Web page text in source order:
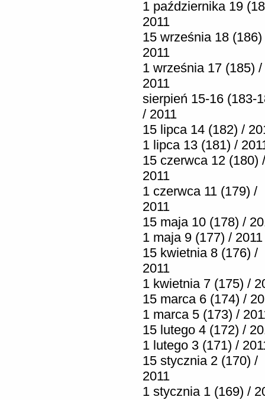
1 października 19
2011
15 września 18 (186)
2011
1 września 17 (185) /
2011
sierpień 15-16 (183-
/ 2011
15 lipca 14 (182) /
1 lipca 13 (181) /
15 czerwca 12 (180) /
2011
1 czerwca 11 (179) /
2011
15 maja 10 (178) /
1 maja 9 (177) / 2011
15 kwietnia 8 (176) /
2011
1 kwietnia 7 (175) /
15 marca 6 (174) /
1 marca 5 (173) /
15 lutego 4 (172) /
1 lutego 3 (171) /
15 stycznia 2 (170) /
2011
1 stycznia 1 (169) /